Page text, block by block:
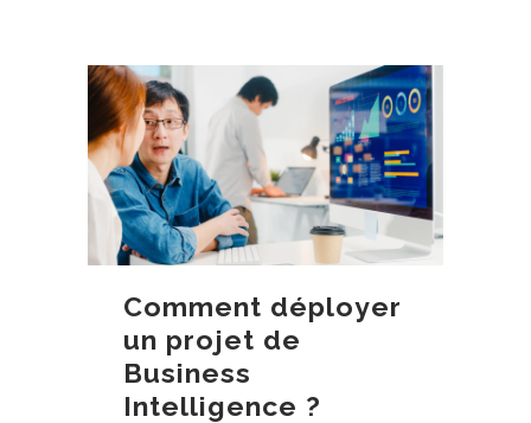
Comment déployer
un projet de
Business
Intelligence ?